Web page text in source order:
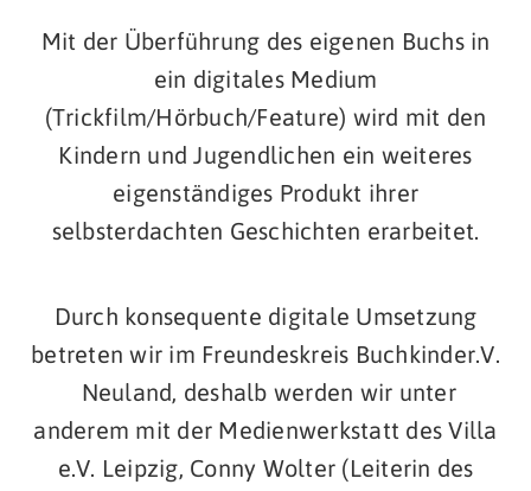
Mit der Überführung des eigenen Buchs in
ein digitales Medium
(Trickfilm/Hörbuch/Feature) wird mit den
Kindern und Jugendlichen ein weiteres
eigenständiges Produkt ihrer
selbsterdachten Geschichten erarbeitet.
Durch konsequente digitale Umsetzung
betreten wir im Freundeskreis Buchkinder.V.
Neuland, deshalb werden wir unter
anderem mit der Medienwerkstatt des Villa
e.V. Leipzig, Conny Wolter (Leiterin des